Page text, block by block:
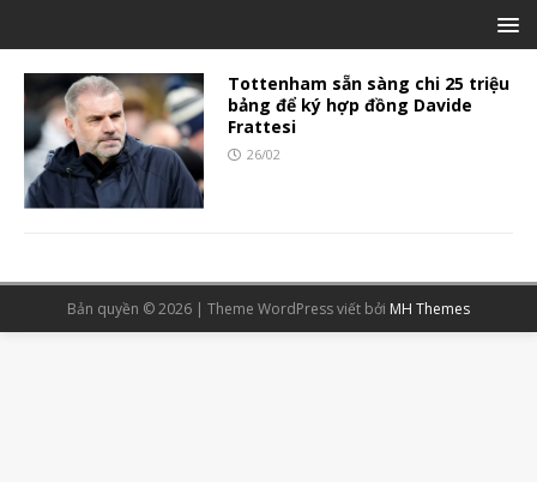
Tottenham sẵn sàng chi 25 triệu
bảng để ký hợp đồng Davide
Frattesi
26/02
Bản quyền © 2026 | Theme WordPress viết bởi MH Themes